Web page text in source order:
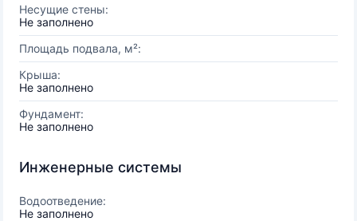
Несущие стены:
Не заполнено
Площадь подвала, м²:
Крыша:
Не заполнено
Фундамент:
Не заполнено
Инженерные системы
Водоотведение:
Не заполнено